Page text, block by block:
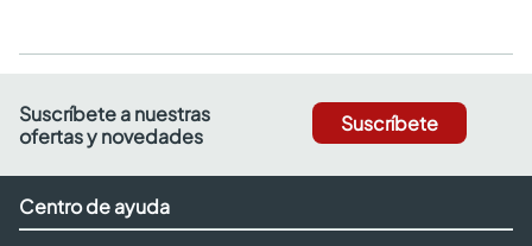
Suscríbete a nuestras
ofertas y novedades
Suscríbete
Centro de ayuda